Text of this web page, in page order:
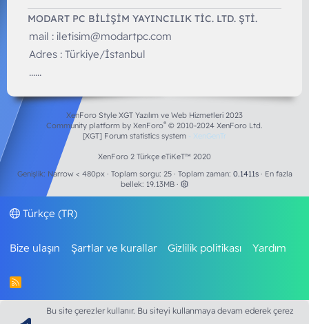
MODART PC BILIŞIM YAYINCILIK TİC. LTD. ŞTİ.
mail : iletisim@modartpc.com
Adres : Türkiye/İstanbul
......
XenForo Style XGT Yazılım ve Web Hizmetleri 2023
Community platform by XenForo® © 2010-2024 XenForo Ltd.
[XGT] Forum statistics system
- XenGenTr
XenForo 2 Türkçe eTiKeT™ 2020
Genişlik
Toplam sorgu 25 Toplam zaman 0.1411s
En fazla
bellek 19.13MB
Türkçe (TR)
Bize ulaşın Şartlar ve kurallar Gizlilik politikası Yardım
R
Bu site çerezler kullanır. Bu siteyi kullanmaya devam ederek çerez